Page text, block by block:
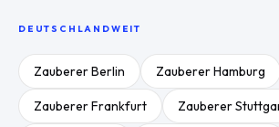
DEUTSCHLANDWEIT
ZaubererBerlin ZaubererHamburg
ZaubererFrankfurt Zauberer